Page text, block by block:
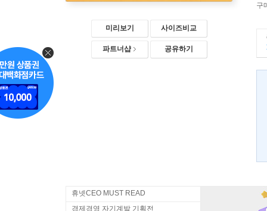
미리보기 사이즈비교
파트너샵 공유하기
구
휴넷CEO MUST READ
경제경영 자기계발 기획전